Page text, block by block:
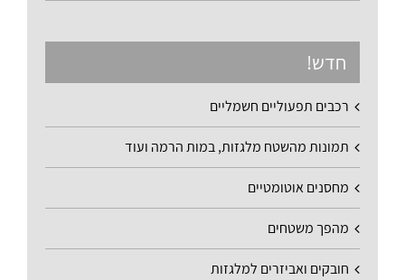
חדש!
רכבים תפעוליים חשמליים
תמונות מהשטח מלגזות, במות הרמה ועוד
מחסנים אוטומטיים
מהפך משטחים
חובקים ואביזרים למלגזות